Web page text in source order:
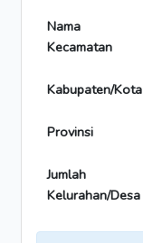
Nama
Kecamatan
Kabupaten/Kota
Provinsi
Jumlah
Kelurahan/Desa